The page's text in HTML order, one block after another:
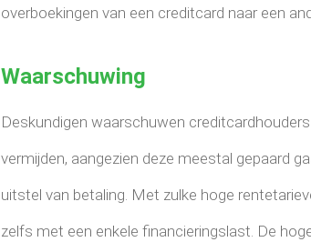
overboekingen van een creditcard naar een
Waarschuwing
Deskundigen waarschuwen
vermijden, aangezien deze meestal gepaard
uitstel van betaling. Met zulke hoge
zelfs met een enkele financieringslast. De